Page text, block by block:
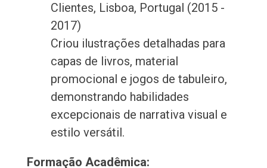
Clientes, Lisboa, Portugal (2015 -
2017)
Criou ilustrações detalhadas para
capas de livros, material
promocional e jogos de tabuleiro,
demonstrando habilidades
excepcionais de narrativa visual e
estilo versátil.
Formação Acadêmica: